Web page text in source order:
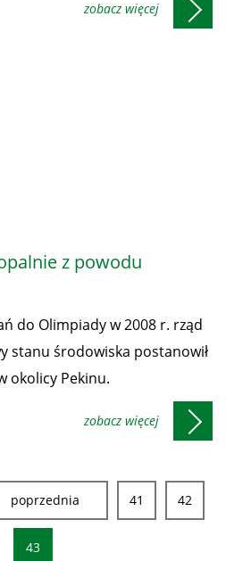
z powodu
do Olimpiady w 2008 r. rząd
stanu środowiska postanowił
okolicy Pekinu.
poprzednia 41 42
43